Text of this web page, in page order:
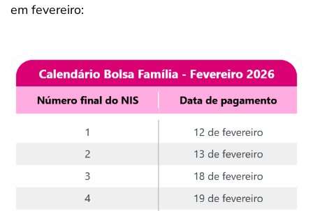
em fevereiro: